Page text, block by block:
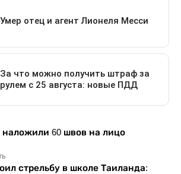
наложили 60 швов на лицо
стрельбу в школе Таиланда: